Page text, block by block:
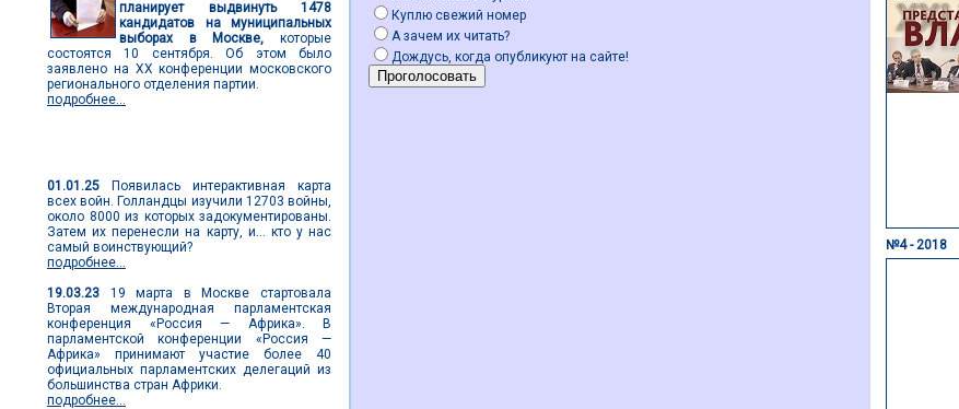
планирует выдвинуть 1478
кандидатов на муниципальных
выборах в Москве, которые
состоятся 10 сентября. Об этом было
заявлено на ХХ конференции московского
регионального отделения партии.
подробнее...
01.01.25 Появилась интерактивная карта
всех войн. Голландцы изучили 12703 войны,
около 8000 из которых задокументированы.
Затем их перенесли на карту, и... кто у нас
самый воинствующий?
подробнее...
19.03.23 19 марта в Москве стартовала
Вторая международная парламентская
конференция «Россия — Африка». В
парламентской конференции «Россия —
Африка» принимают участие более 40
официальных парламентских делегаций из
большинства стран Африки.
подробнее...
Куплю свежий номер
А зачем их читать?
Дождусь, когда опубликуют на сайте!
№4 - 2018